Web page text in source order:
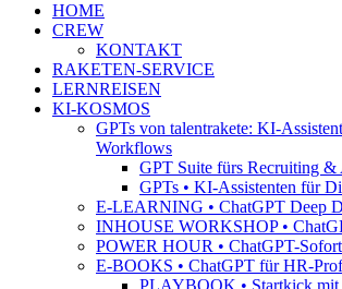
HOME
CREW
KONTAKT
RAKETEN-SERVICE
LERNREISEN
KI-KOSMOS
GPTs von talentrakete: KI-
Workflows
GPT Suite fürs Recruiting &
GPTs • KI-Assistenten für
E-LEARNING • ChatGPT Deep
INHOUSE WORKSHOP •
POWER HOUR • ChatGPT-
E-BOOKS • ChatGPT für HR-
PLAYBOOK • Startkick mit